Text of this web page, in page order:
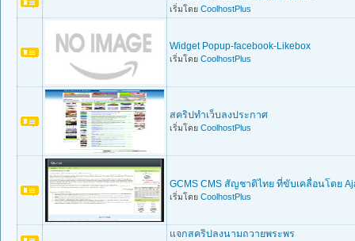
เริ่มโดย CoolhostPlus
Widget Popup-facebook-Likebox
เริ่มโดย CoolhostPlus
สคริปทำเว็บลงประกาศ
เริ่มโดย CoolhostPlus
GCMS CMS สัญชาติไทย ที่ขับเคลื่อนโดย
เริ่มโดย CoolhostPlus
แจกสคริปลงนามถวายพระพร